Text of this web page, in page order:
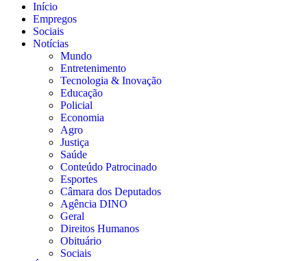
Início
Empregos
Sociais
Notícias
Mundo
Entretenimento
Tecnologia & Inovação
Educação
Policial
Economia
Agro
Justiça
Saúde
Conteúdo Patrocinado
Esportes
Câmara dos Deputados
Agência DINO
Geral
Direitos Humanos
Obituário
Sociais